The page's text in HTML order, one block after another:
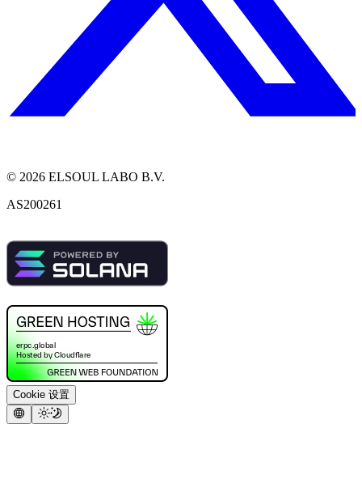
© 2026 ELSOUL LABO B.V.
AS200261
Cookie 设置